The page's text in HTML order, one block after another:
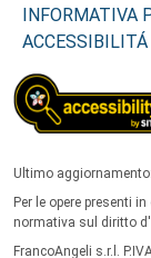
INFORMATIVA
ACCESSIBILITÁ
Ultimo
Per le opere presenti
normativa sul diritto
FrancoAngeli s.r.l.